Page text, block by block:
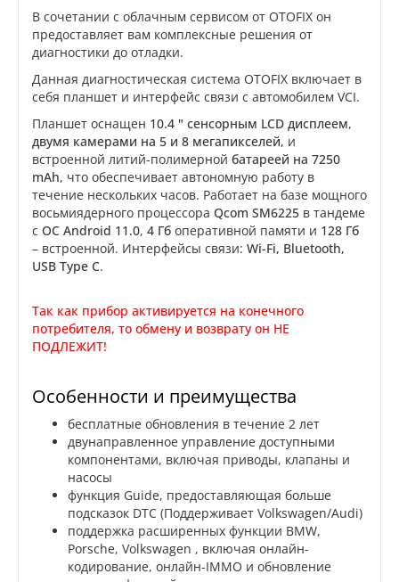
В сочетании с облачным сервисом от OTOFIX он
предоставляет вам комплексные решения от
диагностики до отладки.
Данная диагностическая система OTOFIX включает в
себя планшет и интерфейс связи с автомобилем VCI.
Планшет оснащен 10.4 " сенсорным LCD дисплеем,
двумя камерами на 5 и 8 мегапикселей, и
встроенной литий-полимерной батареей на 7250
mAh, что обеспечивает автономную работу в
течение нескольких часов. Работает на базе мощного
восьмиядерного процессора Qcom SM6225 в тандеме
с ОС Android 11.0, 4 Гб оперативной памяти и 128 Гб
– встроенной. Интерфейсы связи: Wi-Fi, Bluetooth,
USB Type C.
Так как прибор активируется на конечного
потребителя, то обмену и возврату он НЕ
ПОДЛЕЖИТ!
Особенности и преимущества
бесплатные обновления в течение 2 лет
двунаправленное управление доступными
компонентами, включая приводы, клапаны и
насосы
функция Guide, предоставляющая больше
подсказок DTC (Поддерживает Volkswagen/Audi)
поддержка расширенных функции BMW,
Porsche, Volkswagen , включая онлайн-
кодирование, онлайн-IMMO и обновление